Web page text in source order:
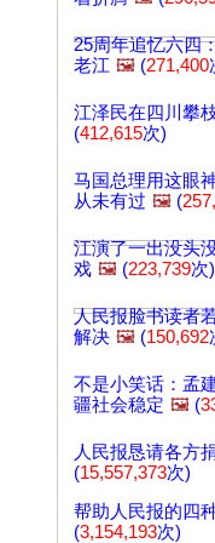
25周年追忆六四
老江 🖼️ (271,400
江泽民在四川攀
(412,615次)
马国总理用这眼
从未有过 🖼️ (
江演了一出没头
戏 🖼️ (223,739次)
人民报脸书读者
解决 🖼️ (150,692
不是小笑话：孟
疆社会稳定 🖼️ (
人民报恳请各方
(15,557,373次)
帮助人民报的四
(3,154,193次)